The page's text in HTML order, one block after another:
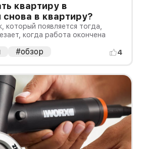
квартиру в
в квартиру?
появляется тогда,
когда работа окончена
#обзор 4